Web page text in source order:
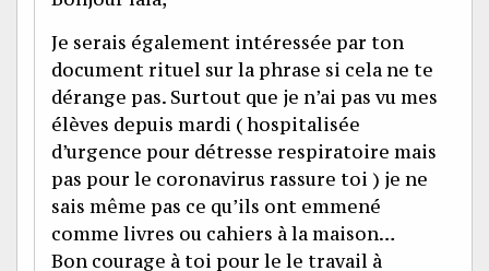
Je serais également intéressée par ton
document rituel sur la phrase si cela ne te
dérange pas. Surtout que je n’ai pas vu mes
élèves depuis mardi ( hospitalisée
d’urgence pour détresse respiratoire mais
pas pour le coronavirus rassure toi ) je ne
sais même pas ce qu’ils ont emmené
comme livres ou cahiers à la maison…
Bon courage à toi pour le le travail à